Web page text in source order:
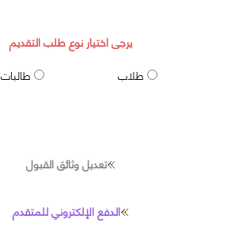
يرجى اختيار نوع طلب التقديم
طلاب
طالبات
تعديل وثائق القبول
الدفع الإلكتروني للمتقدم